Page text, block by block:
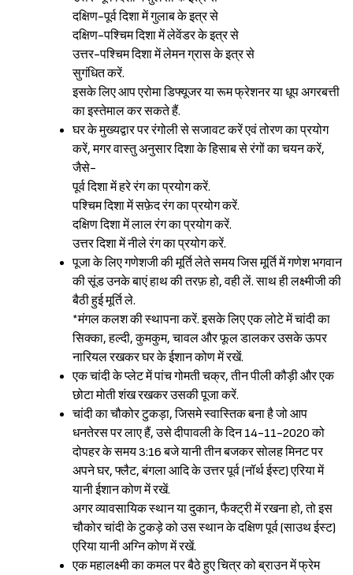
दक्षिण-पूर्व दिशा में गुलाब के इत्र से
दक्षिण-पश्चिम दिशा में लेवेंडर के इत्र से
उत्तर-पश्चिम दिशा में लेमन ग्रास के इत्र से
सुगंधित करें.
इसके लिए आप एरोमा डिफ्यूजर या रूम फ्रेशनर या धूप अगरबत्ती
का इस्तेमाल कर सकते हैं.
घर के मुख्यद्वार पर रंगोली से सजावट करें एवं तोरण का प्रयोग
करें, मगर वास्तु अनुसार दिशा के हिसाब से रंगों का चयन करें,
जैसे-
पूर्व दिशा में हरे रंग का प्रयोग करें.
पश्चिम दिशा में सफ़ेद रंग का प्रयोग करें.
दक्षिण दिशा में लाल रंग का प्रयोग करें.
उत्तर दिशा में नीले रंग का प्रयोग करें.
पूजा के लिए गणेशजी की मूर्ति लेते समय जिस मूर्ति में गणेश भगवान
की सूंड उनके बाएं हाथ की तरफ़ हो, वही लें. साथ ही लक्ष्मीजी की
बैठी हुई मूर्ति ले.
*मंगल कलश की स्थापना करें. इसके लिए एक लोटे में चांदी का
सिक्का, हल्दी, कुमकुम, चावल और फूल डालकर उसके ऊपर
नारियल रखकर घर के ईशान कोण में रखें.
एक चांदी के प्लेट में पांच गोमती चक्र, तीन पीली कौड़ी और एक
छोटा मोती शंख रखकर उसकी पूजा करें.
चांदी का चौकोर टुकड़ा, जिसमे स्वास्तिक बना है जो आप
धनतेरस पर लाए हैं, उसे दीपावली के दिन 14-11-2020 को
दोपहर के समय 3:16 बजे यानी तीन बजकर सोलह मिनट पर
अपने घर, फ्लैट, बंगला आदि के उत्तर पूर्व (नॉर्थ ईस्ट) एरिया में
यानी ईशान कोण में रखें.
अगर व्यावसायिक स्थान या दुकान, फैक्ट्री में रखना हो, तो इस
चौकोर चांदी के टुकड़े को उस स्थान के दक्षिण पूर्व (साउथ ईस्ट)
एरिया यानी अग्नि कोण में रखें.
एक महालक्ष्मी का कमल पर बैठे हुए चित्र को ब्राउन में फ्रेम